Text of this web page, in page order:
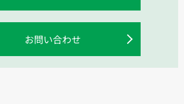
お問い合わせ